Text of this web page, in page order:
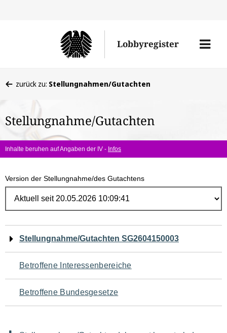
Lobbyregister
Menü
befinden
hier:
zurück zu: Stellungnahmen/Gutachten
Stellungnahme/Gutachten
Inhalte beruhen auf Angaben der IV - Infos
Version der Stellungnahme/des Gutachtens
Navigation
für
den
Seiteninhalt
Stellungnahme/Gutachten SG2604150003
Betroffene Interessenbereiche
Betroffene Bundesgesetze